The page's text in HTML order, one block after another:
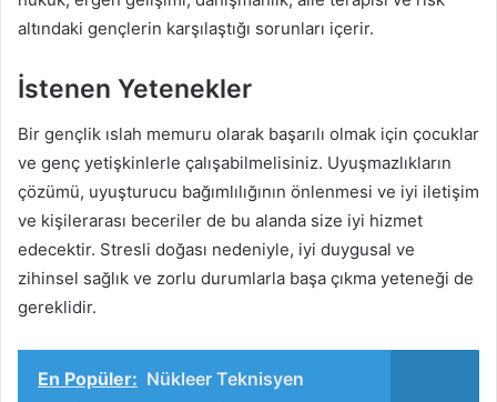
altındaki gençlerin karşılaştığı sorunları içerir.
İstenen Yetenekler
Bir gençlik ıslah memuru olarak başarılı olmak için çocuklar
ve genç yetişkinlerle çalışabilmelisiniz. Uyuşmazlıkların
çözümü, uyuşturucu bağımlılığının önlenmesi ve iyi iletişim
ve kişilerarası beceriler de bu alanda size iyi hizmet
edecektir. Stresli doğası nedeniyle, iyi duygusal ve
zihinsel sağlık ve zorlu durumlarla başa çıkma yeteneği de
gereklidir.
En Popüler: Nükleer Teknisyen